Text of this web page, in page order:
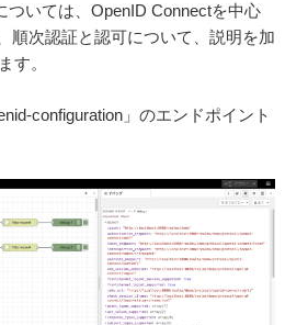
ついては、OpenID Connectを中心
順次認証と認可について、説明を加
す。
configuration」のエンドポイント